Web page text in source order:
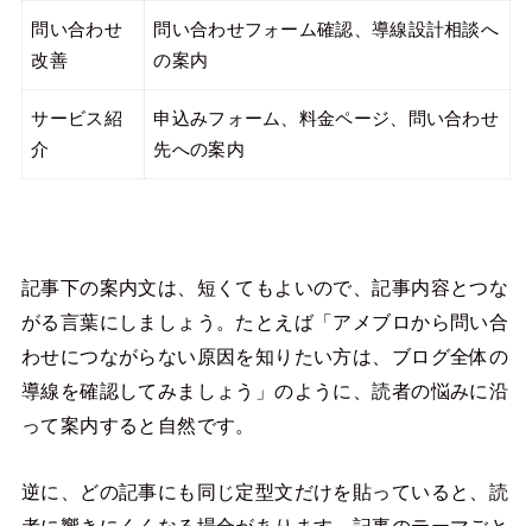
問い合わせ
改善
問い合わせフォーム確認、導線設計相談へ
の案内
サービス紹
介
申込みフォーム、料金ページ、問い合わせ
先への案内
記事下の案内文は、短くてもよいので、記事内容とつな
がる言葉にしましょう。たとえば「アメブロから問い合
わせにつながらない原因を知りたい方は、ブログ全体の
導線を確認してみましょう」のように、読者の悩みに沿
って案内すると自然です。
逆に、どの記事にも同じ定型文だけを貼っていると、読